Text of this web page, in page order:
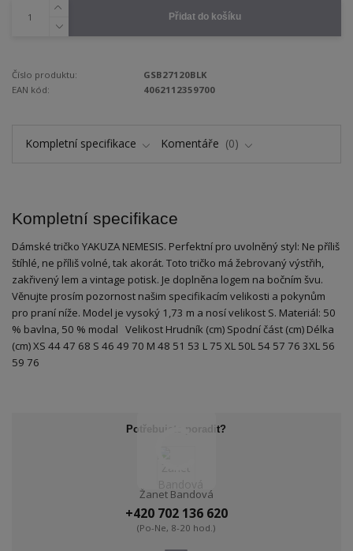
Přidat do košíku
Číslo produktu:
GSB27120BLK
EAN kód:
4062112359700
Kompletní specifikace Komentáře 0
Kompletní specifikace
Dámské tričko YAKUZA NEMESIS. Perfektní pro uvolněný styl: Ne příliš
štíhlé, ne příliš volné, tak akorát. Toto tričko má žebrovaný výstřih,
zakřivený lem a vintage potisk. Je doplněna logem na bočním švu.
Věnujte prosím pozornost našim specifikacím velikosti a pokynům
pro praní níže. Model je vysoký 1,73 m a nosí velikost S. Materiál: 50
% bavlna, 50 % modal Velikost Hrudník (cm) Spodní část (cm) Délka
(cm) XS 44 47 68 S 46 49 70 M 48 51 53 L 75 XL 50L 54 57 76 3XL 56
59 76
Potřebujete poradit?
Žanet Bandová
+420 702 136 620
(Po-Ne, 8-20 hod.)